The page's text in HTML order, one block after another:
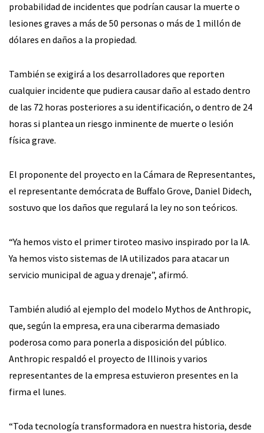
probabilidad de incidentes que podrían causar la muerte o
lesiones graves a más de 50 personas o más de 1 millón de
dólares en daños a la propiedad.
También se exigirá a los desarrolladores que reporten
cualquier incidente que pudiera causar daño al estado dentro
de las 72 horas posteriores a su identificación, o dentro de 24
horas si plantea un riesgo inminente de muerte o lesión
física grave.
El proponente del proyecto en la Cámara de Representantes,
el representante demócrata de Buffalo Grove, Daniel Didech,
sostuvo que los daños que regulará la ley no son teóricos.
“Ya hemos visto el primer tiroteo masivo inspirado por la IA.
Ya hemos visto sistemas de IA utilizados para atacar un
servicio municipal de agua y drenaje”, afirmó.
También aludió al ejemplo del modelo Mythos de Anthropic,
que, según la empresa, era una ciberarma demasiado
poderosa como para ponerla a disposición del público.
Anthropic respaldó el proyecto de Illinois y varios
representantes de la empresa estuvieron presentes en la
firma el lunes.
“Toda tecnología transformadora en nuestra historia, desde